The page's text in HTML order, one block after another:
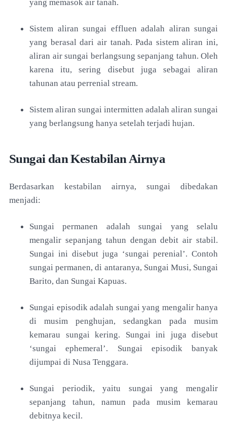
yang memasok air tanah.
Sistem aliran sungai effluen adalah aliran sungai
yang berasal dari air tanah. Pada sistem aliran ini,
aliran air sungai berlangsung sepanjang tahun. Oleh
karena itu, sering disebut juga sebagai aliran
tahunan atau perrenial stream.
Sistem aliran sungai intermitten adalah aliran sungai
yang berlangsung hanya setelah terjadi hujan.
Sungai dan Kestabilan Airnya
Berdasarkan kestabilan airnya, sungai dibedakan
menjadi:
Sungai permanen adalah sungai yang selalu
mengalir sepanjang tahun dengan debit air stabil.
Sungai ini disebut juga ‘sungai perenial’. Contoh
sungai permanen, di antaranya, Sungai Musi, Sungai
Barito, dan Sungai Kapuas.
Sungai episodik adalah sungai yang mengalir hanya
di musim penghujan, sedangkan pada musim
kemarau sungai kering. Sungai ini juga disebut
‘sungai ephemeral’. Sungai episodik banyak
dijumpai di Nusa Tenggara.
Sungai periodik, yaitu sungai yang mengalir
sepanjang tahun, namun pada musim kemarau
debitnya kecil.